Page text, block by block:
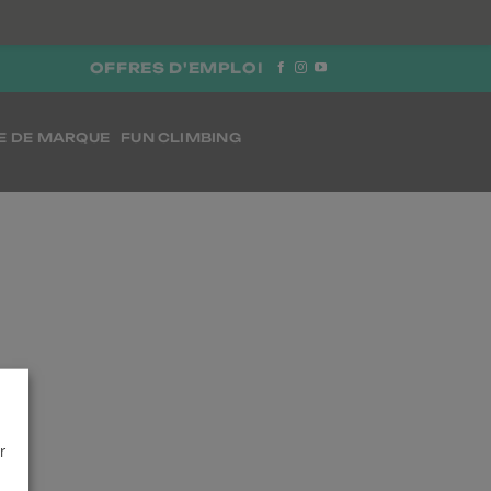
OFFRES D'EMPLOI
DE MARQUE FUN CLIMBING